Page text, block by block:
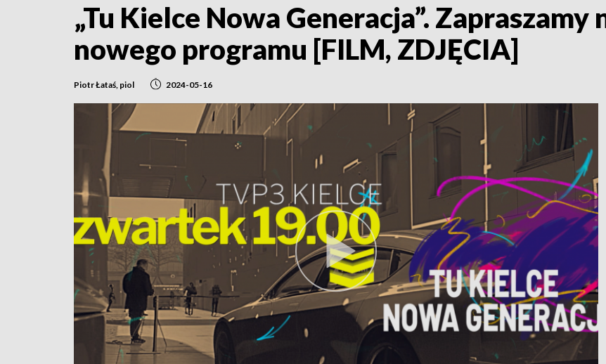
„Tu Kielce Nowa Generacja”.
nowego programu [FILM, ZDJĘCIA]
Piotr Łataś, piol 2024-05-16